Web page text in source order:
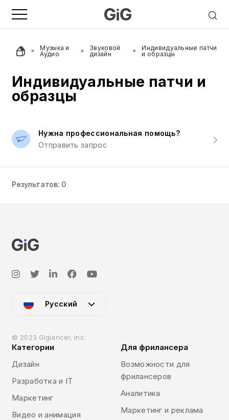
Музыка и
Аудио
Звуковой
дизайн
Индивидуальные патчи
и образцы
Индивидуальные патчи и
образцы
Нужна профессиональная помощь?
Отправить запрос
Результатов: 0
Русский
© 2023 Giglancer, Inc.
Категории
Дизайн
Разработка и IT
Маркетинг
Видео и анимация
Для фрилансера
Возможности для
фрилансеров
Аналитика
Маркетинг и реклама